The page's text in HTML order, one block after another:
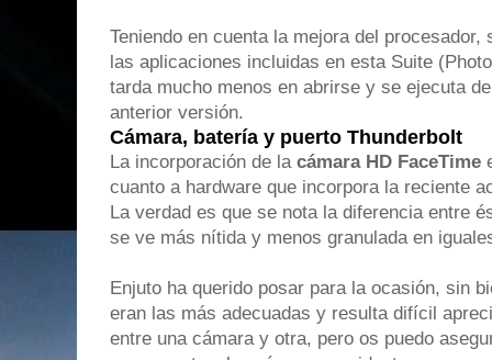
Teniendo en cuenta la mejora del
las aplicaciones incluidas en esta Suite
tarda mucho menos en abrirse y se ejecuta
anterior versión.
Cámara, batería y puerto Thunderbolt
La incorporación de la cámara HD FaceTime
cuanto a hardware que incorpora la reciente
La verdad es que se nota la diferencia entre
se ve más nítida y menos granulada en
Enjuto ha querido posar para la ocasión, sin
eran las más adecuadas y resulta difícil
entre una cámara y otra, pero os puedo